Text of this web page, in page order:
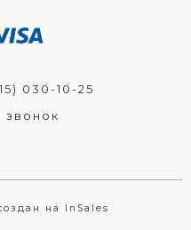
030-10-25
на InSales